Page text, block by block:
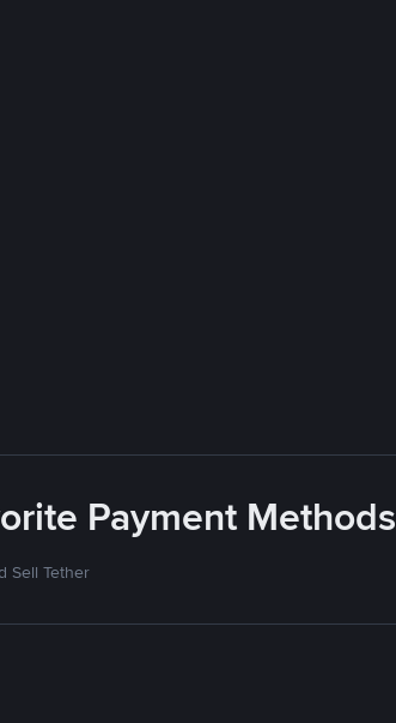
Payment Methods
Sell Tether